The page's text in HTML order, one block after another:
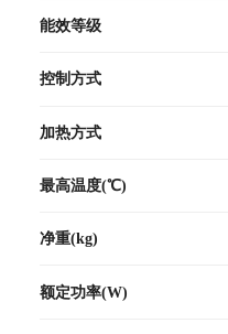
能效等级
控制方式
加热方式
最高温度(℃)
净重(kg)
额定功率(W)